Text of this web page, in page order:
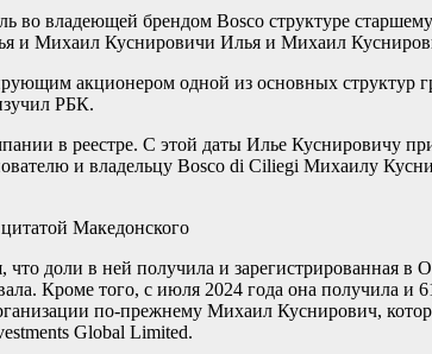
владеющей брендом Bosco структуре
Илья и Михаил
акционером одной из основных
РБК.
в реестре. С этой даты Илье Куснировичу
и владельцу Bosco di Ciliegi Михаилу
Македонского
доли в ней получила и зарегистрированная
Кроме того, с июля 2024 года она получила
по-прежнему Михаил Куснирович,
Global Limited.